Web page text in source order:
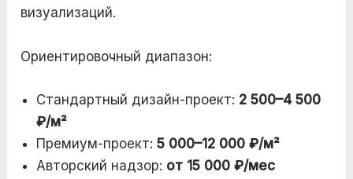
визуализаций.
Ориентировочный диапазон:
Стандартный дизайн-проект: 2 500–4 500
₽/м²
Премиум-проект:5 000–12 000 ₽/м²
Авторский надзор: от 15 000 ₽/мес